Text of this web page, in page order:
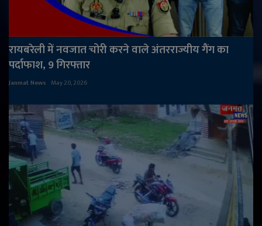
रायबरेली में नवजात चोरी करने वाले अंतरराज्यीय गैंग का
पर्दाफाश, 9 गिरफ्तार
Janmat News May 20, 2026